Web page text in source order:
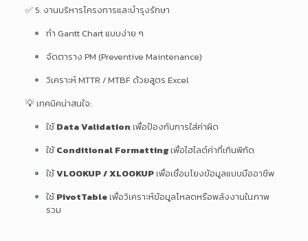
✅ 5. งานบริหารโครงการและบำรุงรักษา
ทำ Gantt Chart แบบง่าย ๆ
จัดตาราง PM (Preventive Maintenance)
วิเคราะห์ MTTR / MTBF ด้วยสูตร Excel
💡 เทคนิคน่าสนใจ:
ใช้Data Validation เพื่อป้องกันการใส่ค่าผิด
ใช้Conditional Formattingเพื่อไฮไลต์ค่าที่เกินพิกัด
ใช้VLOOKUP / XLOOKUPเพื่อเชื่อมโยงข้อมูลแบบมืออาชีพ
ใช้PivotTableเพื่อวิเคราะห์ข้อมูลโหลดหรือพลังงานในภาพ
รวม